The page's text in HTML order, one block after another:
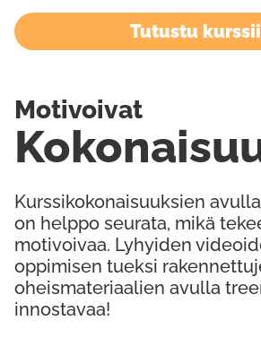
Tutustu
Kurssikokonaisuuksien
on helppo seurata, mikä
motivoivaa. Lyhyiden
oppimisen tueksi
oheismateriaalien avulla
innostavaa!
Motivoivat